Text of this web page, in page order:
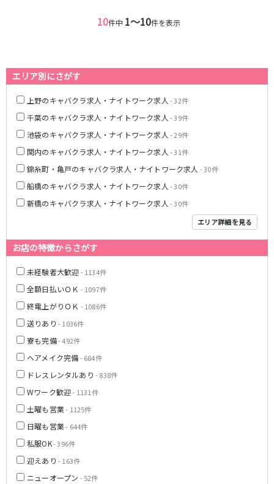
10件中 1〜10件を表示
エリア別にさがす
上野のキャバクラ求人・ナイトワーク求人 - 32件
千葉のキャバクラ求人・ナイトワーク求人 - 39件
池袋のキャバクラ求人・ナイトワーク求人 - 29件
関内のキャバクラ求人・ナイトワーク求人 - 31件
錦糸町・亀戸のキャバクラ求人・ナイトワーク求人 - 30件
船橋のキャバクラ求人・ナイトワーク求人 - 30件
新橋のキャバクラ求人・ナイトワーク求人 - 30件
エリア詳細を見る
お店の特徴からさがす
未経験者大歓迎- 1134件
全額日払いＯＫ - 1097件
終電上がりＯＫ - 1086件
送りあり - 1036件
寮も完備- 492件
ヘアメイク完備- 684件
ドレスレンタルあり - 838件
Wワーク歓迎- 1131件
土曜も営業- 1125件
日曜も営業- 644件
私服OK- 396件
迎えあり - 163件
ニューオープン - 52件
渋谷駅
新丸子駅
元住吉駅
日吉駅
菊名駅
東急目黒線
武蔵小杉駅
新丸子駅
目黒駅
武蔵小山駅
日吉駅
上野駅
柏駅
北千住駅
綾瀬駅
南柏駅
馬橋駅
東京メトロ千代田線
北千住駅
湯島駅
町屋駅
表参道駅
都営新宿線